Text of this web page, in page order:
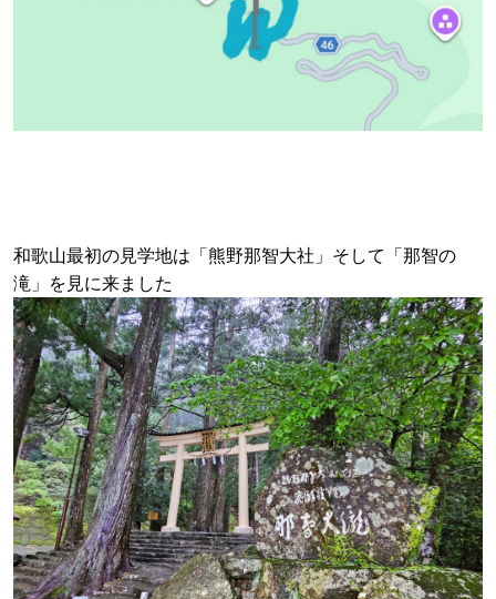
和歌山最初の見学地は「熊野那智大社」そして「那智の
滝」を見に来ました